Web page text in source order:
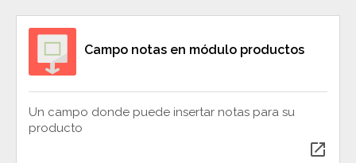
Campo notas en módulo productos
Un campo donde puede insertar notas para su
producto
open_in_new